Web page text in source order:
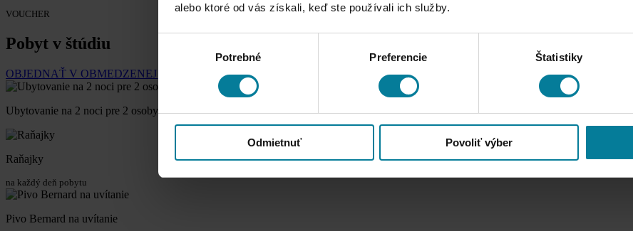
alebo ktoré od vás získali, keď ste používali ich služby.
Potrebné Preferencie Štatistiky
Odmietnuť Povoliť výber
VOUCHER
Pobyt v štúdiu
OBJEDNAŤ V OBMEDZENEJ PLATNOSTI 198 € OBJEDNAŤ V CELOROĆNEJ PLATNOSTI 248 €
Ubytovanie na 2 noci pre 2 osoby
Raňajky
na každý deň pobytu
Pivo Bernard na uvítanie